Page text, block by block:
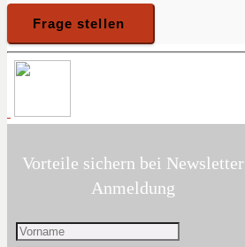
Vorteile sichern bei Newsletter
Anmeldung